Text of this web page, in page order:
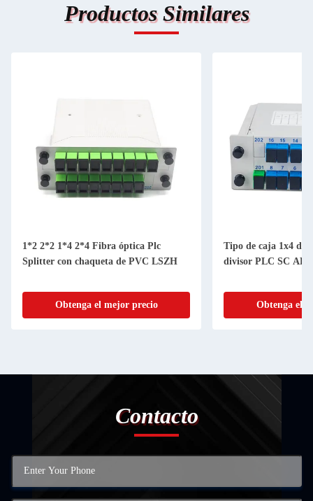
Productos Similares
1*2 2*2 1*4 2*4 Fibra óptica Plc
Splitter con chaqueta de PVC LSZH
Obtenga el mejor precio
Tipo de caja 1x4
divisor PLC SC APC
Obtenga el
Contacto